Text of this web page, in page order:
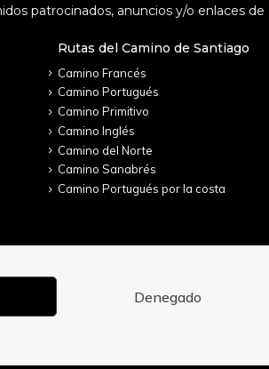
Denegado
patrocinados, anuncios y/o enlaces de
Rutas del Camino de Santiago
Camino Francés
Camino Portugués
Camino Primitivo
Camino Inglés
Camino del Norte
Camino Sanabrés
Camino Portugués por la costa
Aviso Legal